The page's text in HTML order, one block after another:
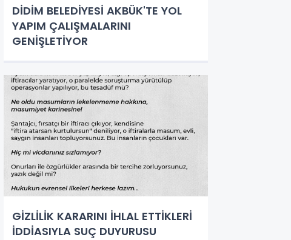
DİDİM BELEDİYESİ AKBÜK'TE YOL
YAPIM ÇALIŞMALARINI
GENİŞLETİYOR
GİZLİLİK KARARINI İHLAL ETTİKLERİ
İDDİASIYLA SUÇ DUYURUSU